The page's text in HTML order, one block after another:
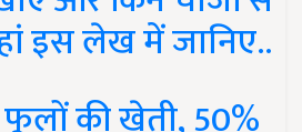
इस लेख में जानिए..
की खेती, 50%